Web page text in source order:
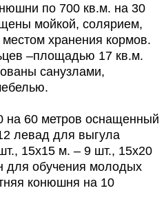
по 700 кв.м. на 30
мойкой, солярием,
хранения кормов.
–площадью 17 кв.м.
санузлами,
на 60 метров оснащенный
левад для выгула
15х15 м. – 9 шт., 15х20
для обучения молодых
конюшня на 10